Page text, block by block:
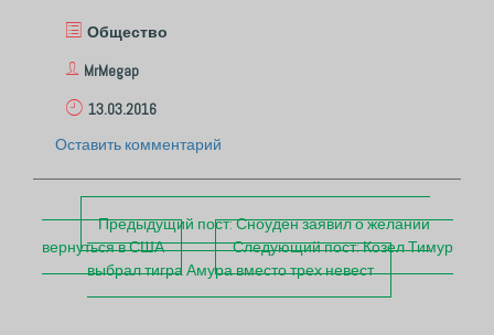
Общество
MrMegap
13.03.2016
Оставить комментарий
П
о
с
Предыдущий пост:Сноуден заявил о желании
вернуться в США
Следующий пост:Козел Тимур
выбрал тигра Амура вместо трех невест